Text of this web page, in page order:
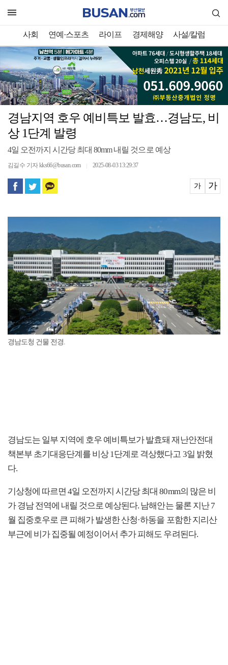
사회 연예·스포츠 라이프 경제해양 사설/칼럼
경남지역 호우 예비특보 발효…경남도, 비
상 1단계 발령
4일 오전까지 시간당 최대 80mm 내릴 것으로 예상
김길수 기자 kks66@busan.com 2025-08-03 13:29:37
가 가
경남도청 건물 전경.
경남도는 일부 지역에 호우 예비특보가 발효돼 재난안전대
책본부 초기대응단계를 비상 1단계로 격상했다고 3일 밝혔
다.
기상청에 따르면 4일 오전까지 시간당 최대 80mm의 많은 비
가 경남 전역에 내릴 것으로 예상된다. 남해안는 물론 지난 7
월 집중호우로 큰 피해가 발생한 산청·하동을 포함한 지리산
부근에 비가 집중될 예정이어서 추가 피해도 우려된다.